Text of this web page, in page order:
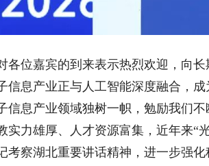
位嘉宾的到来表示热烈欢迎，向长
信息产业正与人工智能深度融合，
信息产业领域独树一帜，勉励我们
实力雄厚、人才资源富集，近年来
考察湖北重要讲话精神，进一步强